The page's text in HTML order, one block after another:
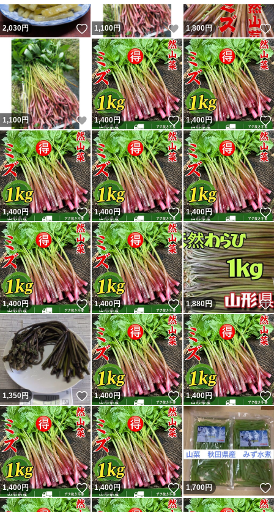
2,030円 いいね！
1,100円 いいね！
1,800円
1,100円 いいね！
1,400円 いいね！
1,400円
1,400円 いいね！
1,400円 いいね！
1,400円
1,400円 いいね！
1,400円 いいね！
1,880円
1,350円 いいね！
1,400円 いいね！
1,400円
1,400円 いいね！
1,400円 いいね！
1,700円